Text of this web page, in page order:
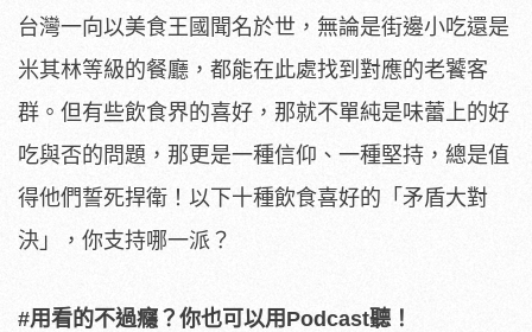
台灣一向以美食王國聞名於世，無論是街邊小吃還是
米其林等級的餐廳，都能在此處找到對應的老饕客
群。但有些飲食界的喜好，那就不單純是味蕾上的好
吃與否的問題，那更是一種信仰、一種堅持，總是值
得他們誓死捍衛！以下十種飲食喜好的「矛盾大對
決」，你支持哪一派？
#用看的不過癮？你也可以用Podcast聽！